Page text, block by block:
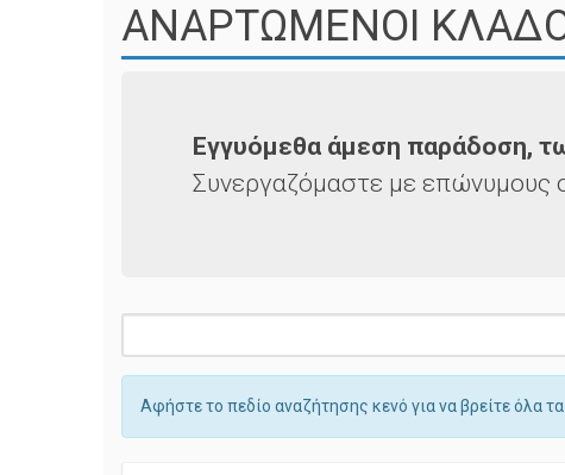
ΑΝΑΡΤΩΜΕΝΟΙ
Εγγυόμεθα άμεση παράδοση,
Συνεργαζόμαστε με επώνυμους
Αφήστε το πεδίο αναζήτησης κενό για να βρείτε όλα